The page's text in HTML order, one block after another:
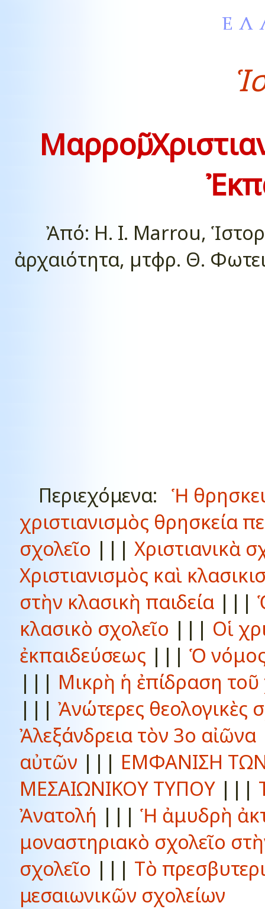
Μαρροῦ,
Ἀπό: H. I. Marrou,
ἀρχαιότητα, µτφρ. Θ.
Περιεχόμενα:Ἡ
χριστιανισμὸς θρησκεία
σχολεῖο |||Χριστιανικὰ
Χριστιανισμὸς καὶ
στὴν κλασικὴ παιδεία |||
κλασικὸ σχολεῖο ||| Οἱ
ἐκπαιδεύσεως |||Ὁ νόμος
||| Μικρὴ ἡ ἐπίδραση τοῦ
|||Ἀνώτερες θεολογικὲς
Ἀλεξάνδρεια τὸν 3ο αἰῶνα
αὐτῶν ||| ΕΜΦΑΝΙΣΗ ΤΩΝ
ΜΕΣΑΙΩΝΙΚΟΥ ΤΥΠΟΥ |||
Ἀνατολή |||Ἡ ἀμυδρὴ
μοναστηριακὸ σχολεῖο
σχολεῖο ||| Τὸ
μεσαιωνικῶν σχολείων